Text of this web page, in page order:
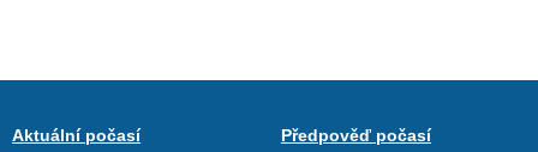
Aktuální počasí
Předpověď počasí